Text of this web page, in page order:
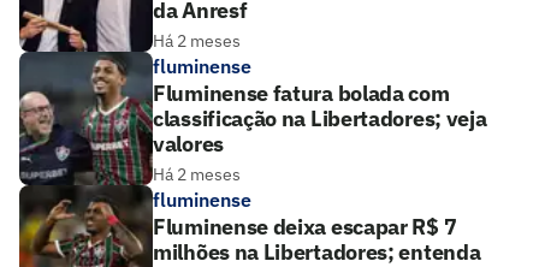
da Anresf
Há 2 meses
fluminense
Fluminense fatura bolada com
classificação na Libertadores; veja
valores
Há 2 meses
fluminense
Fluminense deixa escapar R$ 7
milhões na Libertadores; entenda